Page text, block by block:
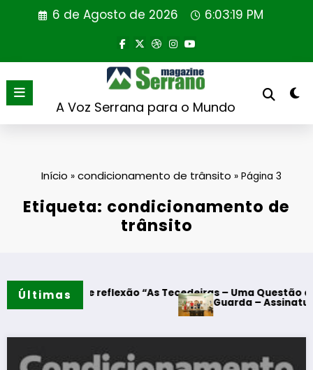
6 de Agosto de 2026 6:03:20 PM
A Voz Serrana para o Mundo
Início » condicionamento de trânsito » Página 3
Etiqueta: condicionamento de
trânsito
Últimas
reflexão “As Tecedeiras – Uma Questão de Mulheres e
Guarda – Assinatura dos